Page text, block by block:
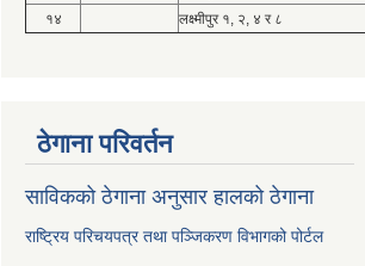
१४
लक्ष्मीपुर १, २, ४ र ८
ठेगाना परिवर्तन
साविकको ठेगाना अनुसार हालको ठेगाना
राष्ट्रिय परिचयपत्र तथा पञ्जिकरण विभागको पोर्टल